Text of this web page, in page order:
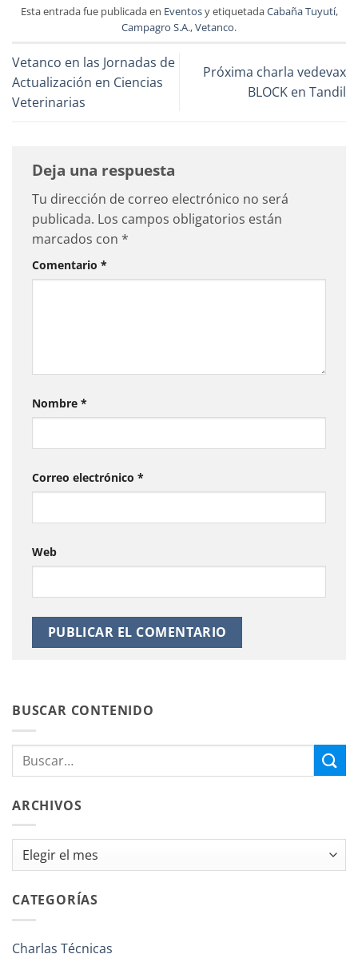
Esta entrada fue publicada en Eventosy etiquetadaCabaña Tuyutí,
Campagro S.A.,Vetanco.
Vetanco en las Jornadas de
Actualización en Ciencias
Veterinarias
Próxima charla vedevax
BLOCK en Tandil
Deja una respuesta
Tu dirección de correo electrónico no será
publicada. Los campos obligatorios están
marcados con *
Comentario *
Nombre *
Correo electrónico *
Web
BUSCAR CONTENIDO
ARCHIVOS
Archivos
CATEGORÍAS
Charlas Técnicas